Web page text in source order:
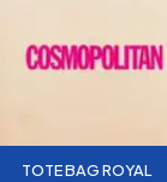
TOTE BAG ROYAL